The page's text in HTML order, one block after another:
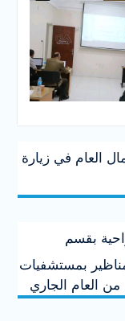
العام في زيارة
بقسم
بمستشفيات
العام الجاري